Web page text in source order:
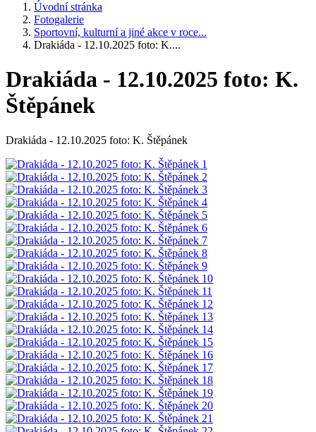
Úvodní stránka
Fotogalerie
Sportovní, kulturní a jiné akce v roce...
Drakiáda - 12.10.2025 foto: K....
Drakiáda - 12.10.2025 foto: K.
Štěpánek
Drakiáda - 12.10.2025 foto: K. Štěpánek